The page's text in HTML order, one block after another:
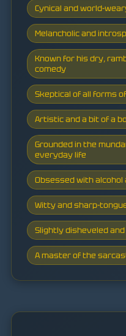
Cynical and world-
Melancholic and
Known for his dry,
comedy
Skeptical of all forms
Artistic and a bit of a
Grounded in the
everyday life
Obsessed with
Witty and sharp-
Slightly disheveled
A master of the